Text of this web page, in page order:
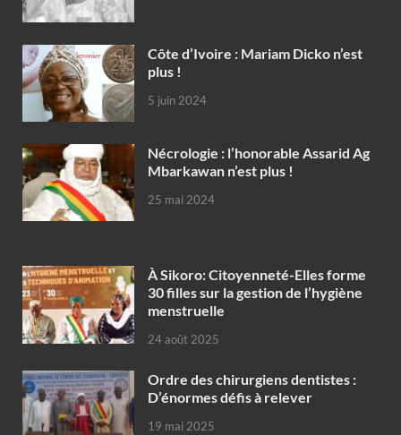
Côte d’Ivoire : Mariam Dicko n’est
plus !
5 juin 2024
Nécrologie : l’honorable Assarid Ag
Mbarkawan n’est plus !
25 mai 2024
À Sikoro: Citoyenneté-Elles forme
30 filles sur la gestion de l’hygiène
menstruelle
24 août 2025
Ordre des chirurgiens dentistes :
D’énormes défis à relever
19 mai 2025